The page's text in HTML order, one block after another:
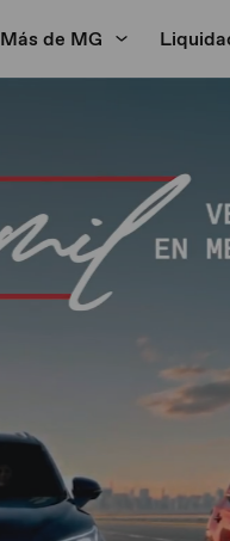
Más de MG